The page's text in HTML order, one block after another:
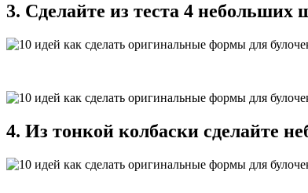
3. Сделайте из теста 4
4. Из тонкой колбаски сделайте